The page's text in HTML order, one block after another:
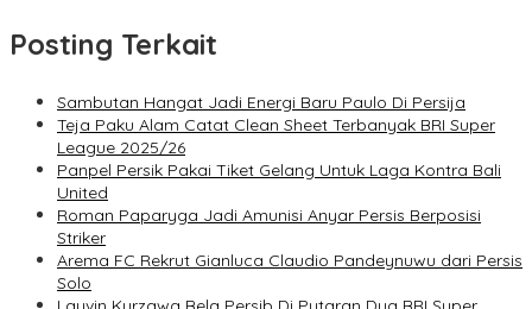
Posting Terkait
Sambutan Hangat Jadi Energi Baru Paulo Di Persija
Teja Paku Alam Catat Clean Sheet Terbanyak BRI Super
League 2025/26
Panpel Persik Pakai Tiket Gelang Untuk Laga Kontra Bali
United
Roman Paparyga Jadi Amunisi Anyar Persis Berposisi
Striker
Arema FC Rekrut Gianluca Claudio Pandeynuwu dari Persis
Solo